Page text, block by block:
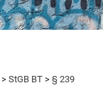
>StGB BT >§ 239